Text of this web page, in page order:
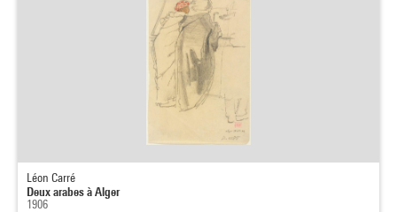
Léon Carré
Deux arabes à Alger
1906